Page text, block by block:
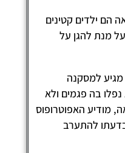
קטינים
על
ולא